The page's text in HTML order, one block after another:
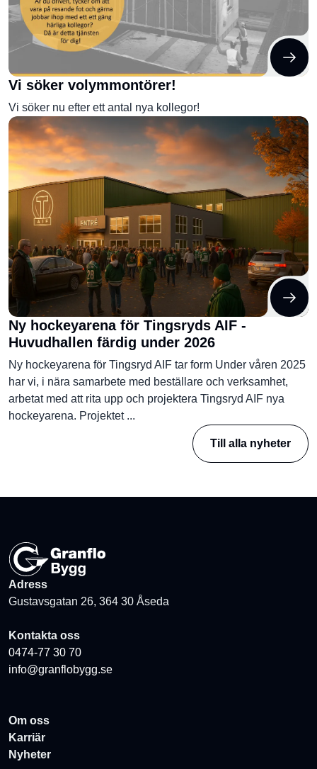
Vi söker volymmontörer!
Vi söker nu efter ett antal nya kollegor!
Ny hockeyarena för Tingsryds AIF -
Huvudhallen färdig under 2026
Ny hockeyarena för Tingsryd AIF tar form Under våren 2025
har vi, i nära samarbete med beställare och verksamhet,
arbetat med att rita upp och projektera Tingsryd AIF nya
hockeyarena. Projektet ...
Till alla nyheter
Adress
Gustavsgatan 26, 364 30 Åseda
Kontakta oss
0474-77 30 70
info@granflobygg.se
Om oss
Karriär
Nyheter